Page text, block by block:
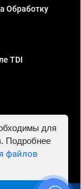
Обработку
TDI
для
Подробнее
файлов